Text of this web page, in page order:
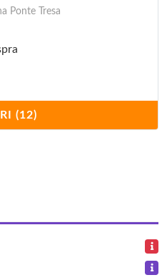
Ponte Tresa
Borghi
Comàbbio
(12)